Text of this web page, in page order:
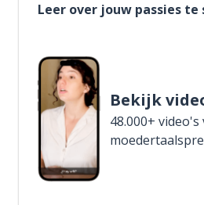
Leer over jouw passies te
Bekijk
48.000+ video's